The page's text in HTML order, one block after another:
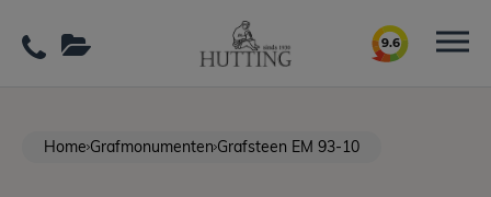
9.6
Home Grafmonumenten Grafsteen EM 93-10